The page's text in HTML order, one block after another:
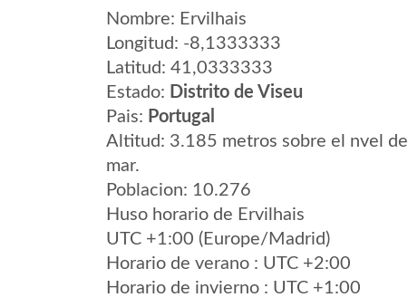
Nombre: Ervilhais
Longitud: -8,1333333
Latitud: 41,0333333
Estado: Distrito de Viseu
Pais: Portugal
Altitud: 3.185 metros sobre el nvel del
mar.
Poblacion: 10.276
Huso horario de Ervilhais
UTC +1:00 (Europe/Madrid)
Horario de verano : UTC +2:00
Horario de invierno : UTC +1:00